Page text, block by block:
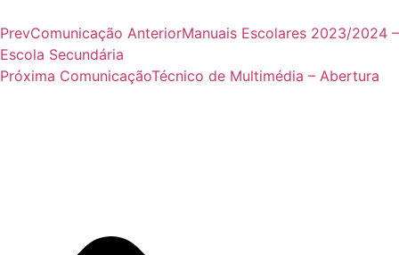
PrevComunicação AnteriorManuais Escolares 2023/2024 –
Escola Secundária
Próxima ComunicaçãoTécnico de Multimédia – Abertura